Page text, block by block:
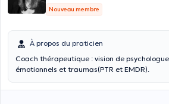
Nouveau membre
À propos du praticien
Coach thérapeutique : vision de
émotionnels et traumas(PTR et EMDR).